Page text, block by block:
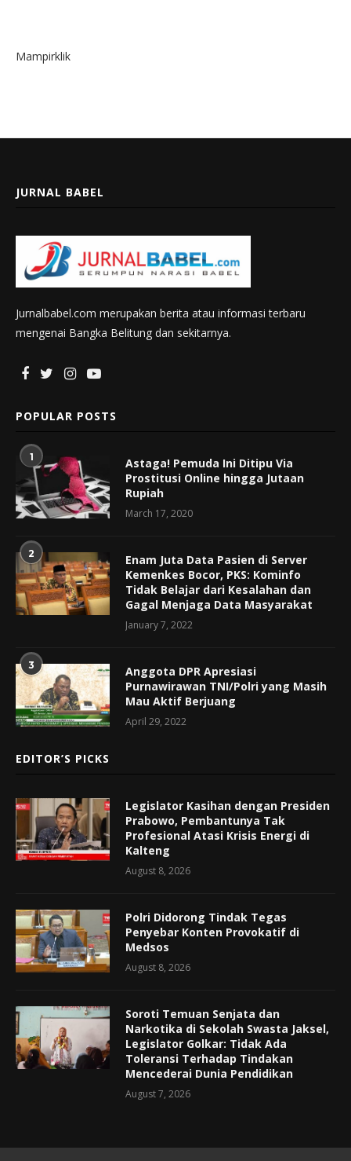
Mampirklik
JURNAL BABEL
Jurnalbabel.com merupakan berita atau informasi terbaru
mengenai Bangka Belitung dan sekitarnya.
POPULAR POSTS
1
Astaga! Pemuda Ini Ditipu Via
Prostitusi Online hingga Jutaan
Rupiah
March 17, 2020
2
Enam Juta Data Pasien di Server
Kemenkes Bocor, PKS: Kominfo
Tidak Belajar dari Kesalahan dan
Gagal Menjaga Data Masyarakat
January 7, 2022
3
Anggota DPR Apresiasi
Purnawirawan TNI/Polri yang Masih
Mau Aktif Berjuang
April 29, 2022
EDITOR’S PICKS
Legislator Kasihan dengan Presiden
Prabowo, Pembantunya Tak
Profesional Atasi Krisis Energi di
Kalteng
August 8, 2026
Polri Didorong Tindak Tegas
Penyebar Konten Provokatif di
Medsos
August 8, 2026
Soroti Temuan Senjata dan
Narkotika di Sekolah Swasta Jaksel,
Legislator Golkar: Tidak Ada
Toleransi Terhadap Tindakan
Mencederai Dunia Pendidikan
August 7, 2026